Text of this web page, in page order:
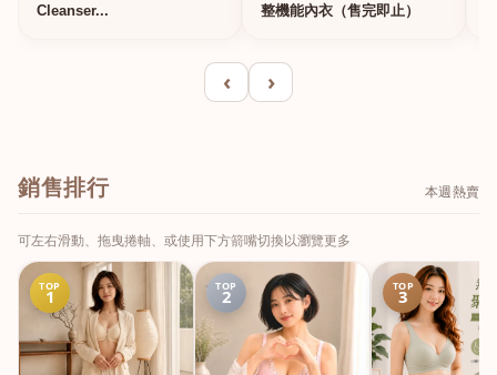
Cleanser...
整機能內衣（售完即止）
‹ ›
銷售排行 本週熱賣
可左右滑動、拖曳捲軸、或使用下方箭嘴切換以瀏覽更多
TOP
1 TOP
2 TOP
3